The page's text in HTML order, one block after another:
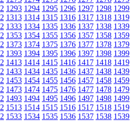
1293 1294 1295 1296 1297 1298 1299
1313 1314 1315 1316 1317 1318 1319
1333 1334 1335 1336 1337 1338 1339
1353 1354 1355 1356 1357 1358 1359
1373 1374 1375 1376 1377 1378 1379
1393 1394 1395 1396 1397 1398 1399
1413 1414 1415 1416 1417 1418 1419
1433 1434 1435 1436 1437 1438 1439
1453 1454 1455 1456 1457 1458 1459
1473 1474 1475 1476 1477 1478 1479
1493 1494 1495 1496 1497 1498 1499
1513 1514 1515 1516 1517 1518 1519
1533 1534 1535 1536 1537 1538 1539